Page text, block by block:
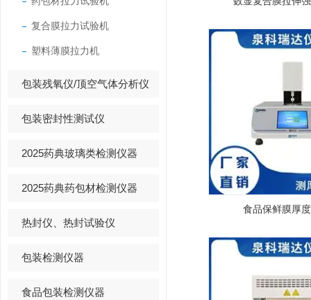
复合膜拉力试验机
塑料薄膜拉力机
包装残氧仪/顶空气体分析仪
包装密封性测试仪
2025药典玻璃类检测仪器
2025药典药包材检测仪器
热封仪、热封试验仪
包装检测仪器
食品包装检测仪器
食品保鲜膜厚